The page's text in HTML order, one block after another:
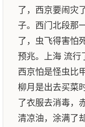
了，西京要闹灾
子。西门北段那
了，虫飞得害怕
预兆。上海 流行
西京怕是怪虫比
柳月是出去买菜
了衣服去消毒，
清凉油，涂满了